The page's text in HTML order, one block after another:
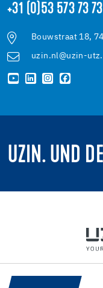
+31 (0)53 573 73 73
Bouwstraat 18,
uzin.nl@uzin-
UZIN. UND